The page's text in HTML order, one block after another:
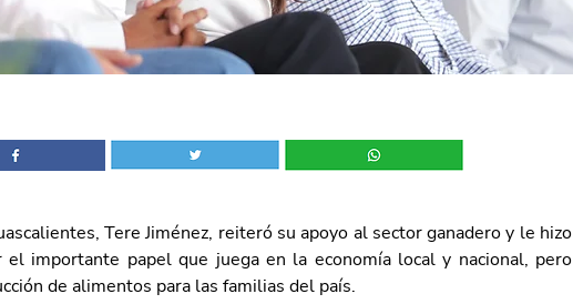
Tere Jiménez, reiteró su apoyo al sector ganadero y le hizo
el importante papel que juega en la economía local y nacional, pero
de alimentos para las familias del país.